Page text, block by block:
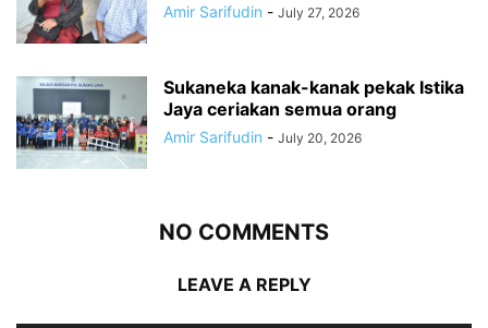
Amir Sarifudin - July 27, 2026
Sukaneka kanak-kanak pekak Istika
Jaya ceriakan semua orang
Amir Sarifudin - July 20, 2026
NO COMMENTS
LEAVE A REPLY